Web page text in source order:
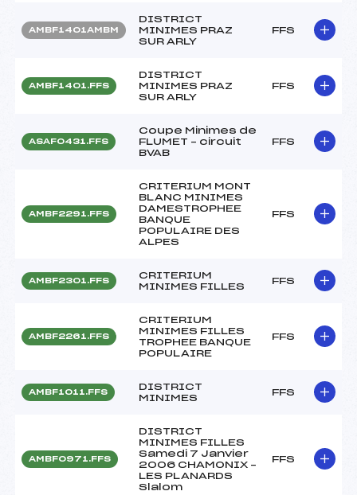
AMBF1401AMBM
DISTRICT
MINIMES PRAZ
SUR ARLY
FFS
AMBF1401.FFS
DISTRICT
MINIMES PRAZ
SUR ARLY
FFS
ASAF0431.FFS
Coupe Minimes de
FLUMET – circuit
BVAB
FFS
AMBF2291.FFS
CRITERIUM MONT
BLANC MINIMES
DAMESTROPHEE
BANQUE
POPULAIRE DES
ALPES
FFS
AMBF2301.FFS
CRITERIUM
MINIMES FILLES
FFS
AMBF2261.FFS
CRITERIUM
MINIMES FILLES
TROPHEE BANQUE
POPULAIRE
FFS
AMBF1011.FFS
DISTRICT
MINIMES
FFS
AMBF0971.FFS
DISTRICT
MINIMES FILLES
Samedi 7 Janvier
2006 CHAMONIX –
LES PLANARDS
Slalom
FFS